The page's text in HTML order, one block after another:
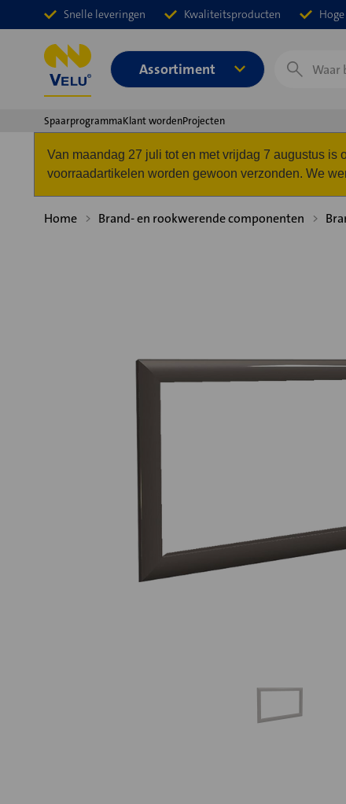
Snelle leveringen Kwaliteitsproducten
Assortiment
Zoeken
SpaarprogrammaKlant wordenProjecten
Van maandag 27 juli tot en met vrijdag 7 augustus
voorraadartikelen worden gewoon verzonden. We
Home Brand- en rookwerende componenten